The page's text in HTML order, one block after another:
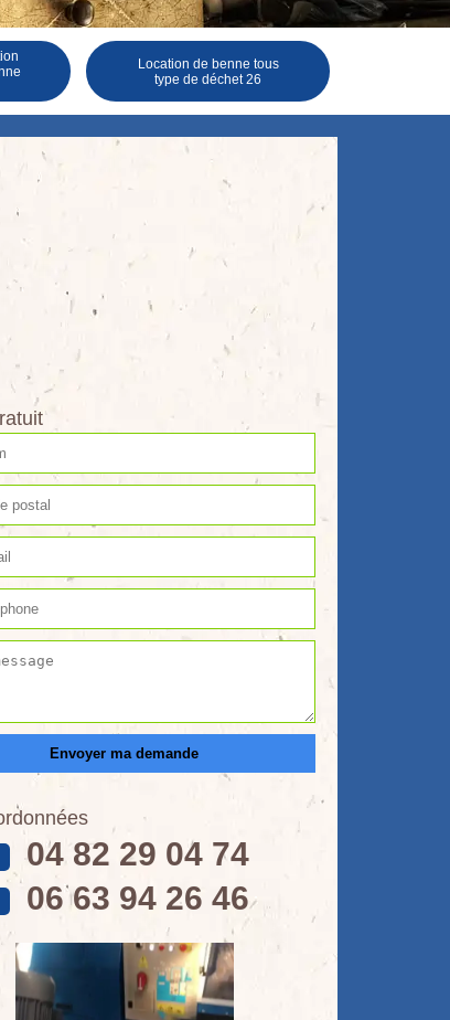
Location de benne tous
type de déchet 26
04 82 29 04 74
06 63 94 26 46